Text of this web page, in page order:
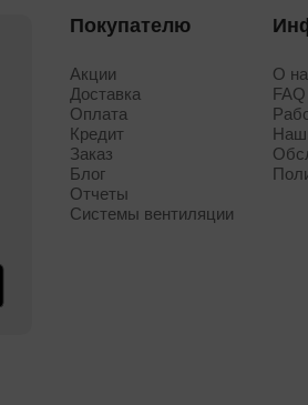
Покупателю
Акции
Доставка
Оплата
Кредит
Заказ
Блог
Отчеты
Системы вентиляции
О
FAQ